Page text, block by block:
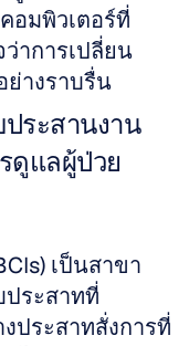
อมพิวเตอร์ที่
าการเปลี่ยน
ย่างราบรื่น
ระสานงาน
ดูแลผู้ป่วย
เป็นสาขา
ประสาทที่
ประสาทสั่งการที่